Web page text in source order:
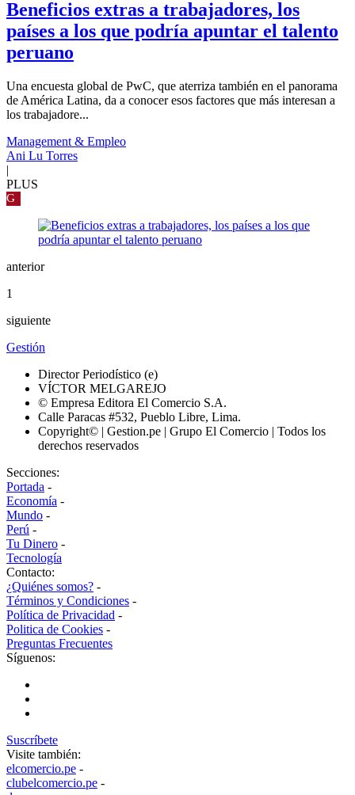
Beneficios extras a trabajadores, los
países a los que podría apuntar el talento
peruano
Una encuesta global de PwC, que aterriza también en el panorama
de América Latina, da a conocer esos factores que más interesan a
los trabajadore...
Management & Empleo
Ani Lu Torres
|
PLUS
G
anterior
1
siguiente
Gestión
Director Periodístico (e)
VÍCTOR MELGAREJO
© Empresa Editora El Comercio S.A.
Calle Paracas #532, Pueblo Libre, Lima.
Copyright© | Gestion.pe | Grupo El Comercio | Todos los
derechos reservados
Secciones:
Portada -
Economía -
Mundo -
Perú -
Tu Dinero -
Tecnología
Contacto:
¿Quiénes somos? -
Términos y Condiciones -
Política de Privacidad -
Politica de Cookies -
Preguntas Frecuentes
Síguenos:
Suscríbete
Visite también:
elcomercio.pe -
clubelcomercio.pe -